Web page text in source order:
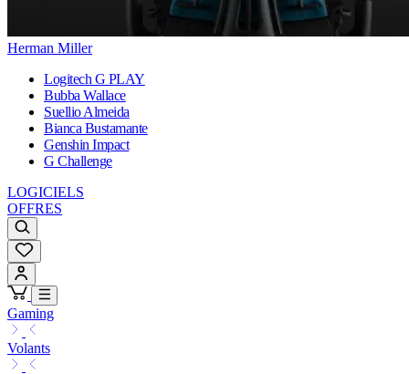
Herman Miller
Logitech G PLAY
Bubba Wallace
Suellio Almeida
Bianca Bustamante
Genshin Impact
G Challenge
LOGICIELS
OFFRES
Gaming
Volants